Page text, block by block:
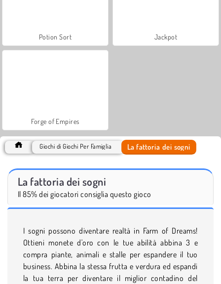
Potion Sort Jackpot
Forge of Empires
Giochi di Giochi Per Famiglia La fattoria dei sogni
La fattoria dei sogni
Il 85% dei giocatori consiglia questo gioco
I sogni possono diventare realtà in Farm of Dreams!
Ottieni monete d'oro con le tue abilità abbina 3 e
compra piante, animali e stalle per espandere il tuo
business. Abbina la stessa frutta e verdura ed espandi
la tua terra per diventare il miglior contadino del